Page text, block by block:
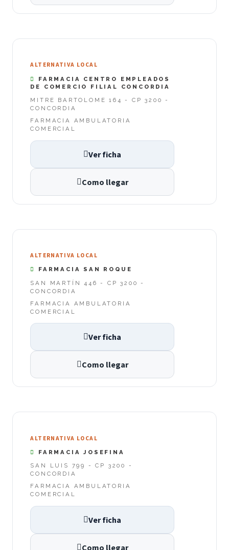
ALTERNATIVA LOCAL
FARMACIA CENTRO EMPLEADOS
DE COMERCIO FILIAL CONCORDIA
MITRE BARTOLOME 164 - CP 3200 -
CONCORDIA
FARMACIA AMBULATORIA
COMERCIAL
Ver ficha
Como llegar
ALTERNATIVA LOCAL
FARMACIA SAN ROQUE
SAN MARTÍN 446 - CP 3200 -
CONCORDIA
FARMACIA AMBULATORIA
COMERCIAL
Ver ficha
Como llegar
ALTERNATIVA LOCAL
FARMACIA JOSEFINA
SAN LUIS 799 - CP 3200 -
CONCORDIA
FARMACIA AMBULATORIA
COMERCIAL
Ver ficha
Como llegar